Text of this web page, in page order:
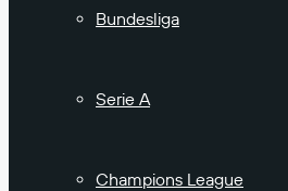
Bundesliga
Serie A
Champions League